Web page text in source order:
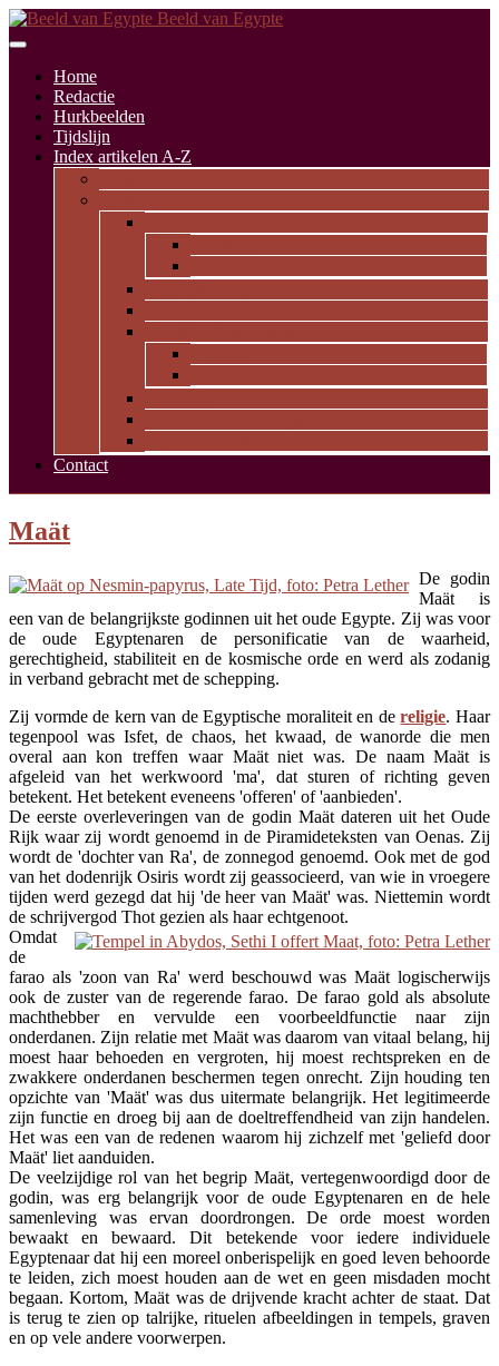
Beeld van Egypte
Home
Redactie
Hurkbeelden
Tijdslijn
Index artikelen A-Z
Contact
Maät
De godin
Maät is
een van de belangrijkste godinnen uit het oude Egypte. Zij was voor
de oude Egyptenaren de personificatie van de waarheid,
gerechtigheid, stabiliteit en de kosmische orde en werd als zodanig
in verband gebracht met de schepping.
Zij vormde de kern van de Egyptische moraliteit en dereligie. Haar
tegenpool was Isfet, de chaos, het kwaad, de wanorde die men
overal aan kon treffen waar Maät niet was. De naam Maät is
afgeleid van het werkwoord 'ma', dat sturen of richting geven
betekent. Het betekent eveneens 'offeren' of 'aanbieden'.
De eerste overleveringen van de godin Maät dateren uit het Oude
Rijk waar zij wordt genoemd in de Piramideteksten van Oenas. Zij
wordt de 'dochter van Ra', de zonnegod genoemd. Ook met de god
van het dodenrijk Osiris wordt zij geassocieerd, van wie in vroegere
tijden werd gezegd dat hij 'de heer van Maät' was. Niettemin wordt
de schrijvergod Thot gezien als haar echtgenoot.
Omdat
de
farao als 'zoon van Ra' werd beschouwd was Maät logischerwijs
ook de zuster van de regerende farao. De farao gold als absolute
machthebber en vervulde een voorbeeldfunctie naar zijn
onderdanen. Zijn relatie met Maät was daarom van vitaal belang, hij
moest haar behoeden en vergroten, hij moest rechtspreken en de
zwakkere onderdanen beschermen tegen onrecht. Zijn houding ten
opzichte van 'Maät' was dus uitermate belangrijk. Het legitimeerde
zijn functie en droeg bij aan de doeltreffendheid van zijn handelen.
Het was een van de redenen waarom hij zichzelf met 'geliefd door
Maät' liet aanduiden.
De veelzijdige rol van het begrip Maät, vertegenwoordigd door de
godin, was erg belangrijk voor de oude Egyptenaren en de hele
samenleving was ervan doordrongen. De orde moest worden
bewaakt en bewaard. Dit betekende voor iedere individuele
Egyptenaar dat hij een moreel onberispelijk en goed leven behoorde
te leiden, zich moest houden aan de wet en geen misdaden mocht
begaan. Kortom, Maät was de drijvende kracht achter de staat. Dat
is terug te zien op talrijke, rituelen afbeeldingen in tempels, graven
en op vele andere voorwerpen.